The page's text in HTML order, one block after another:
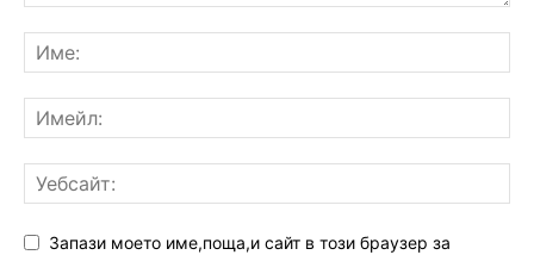
Запази моето име,поща,и сайт в този браузер за